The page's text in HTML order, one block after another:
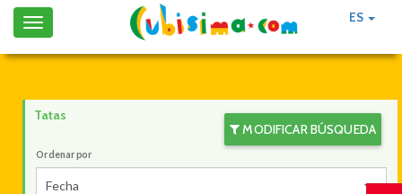
ES
Toggle
navigation
Tatas
MODIFICAR BÚSQUEDA
Ordenar por
Fecha